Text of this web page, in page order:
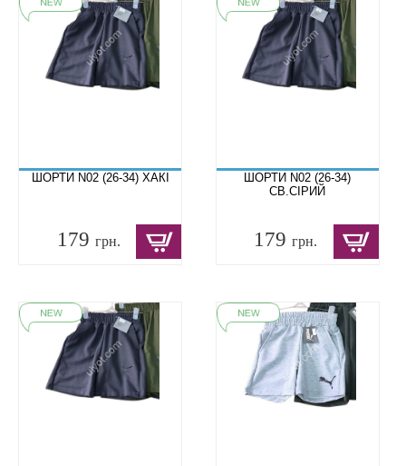
ШОРТИ N02 (26-34) ХАКІ
179 грн.
ШОРТИ N02 (26-34)
СВ.СІРИЙ
179грн.